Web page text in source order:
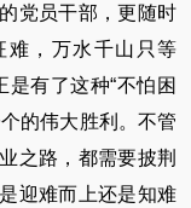
党员干部，更随时
难，万水千山只等
有了这种“不怕困
的伟大胜利。不管
之路，都需要披荆
迎难而上还是知难